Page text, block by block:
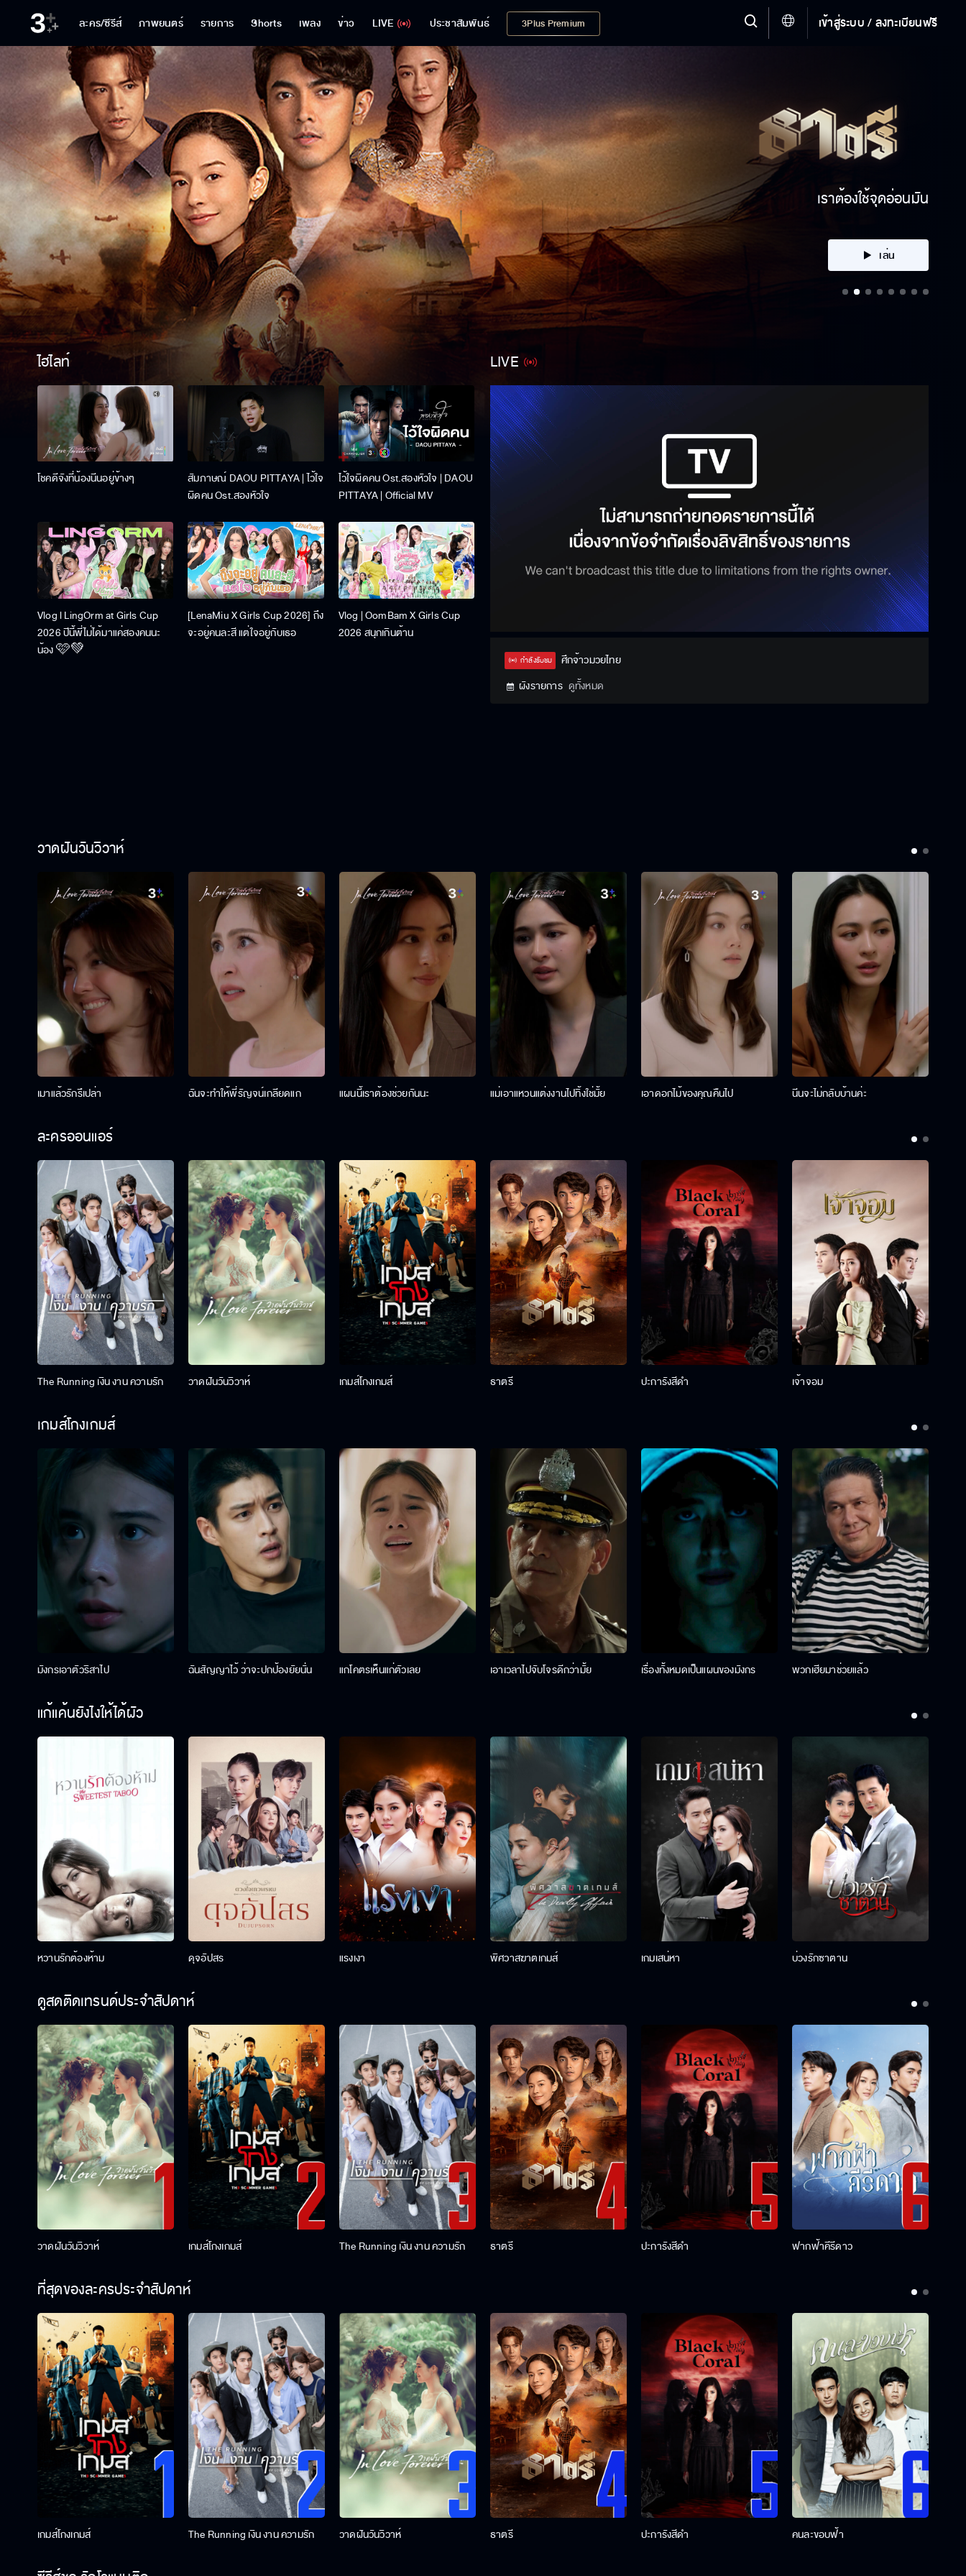
ละคร/ซีรีส์ ภาพยนตร์ รายการ Shorts เพลง ข่าว LIVE ประชาสัมพันธ์ 3Plus Premium เข้าสู่ระบบ / ลงทะเบียนฟรี
ได้ตัวมาหรือเปล่า
ไฮไลท์
โชคดีจังที่น้องนีนอยู่ข้างๆ
สัมภาษณ์ DAOU PITTAYA | ไว้ใจ
ผิดคน Ost.สองหัวใจ
ไว้ใจผิดคน Ost.สองหัวใจ | DAOU
PITTAYA | Official MV
Vlog l LingOrm at Girls Cup
2026 ปีนี้พี่ไม่ได้มาแค่สองคนนะ
น้อง 🩷💚
[LenaMiu X Girls Cup 2026] ถึง
จะอยู่คนละสี แต่ใจอยู่กับเธอ
Vlog | OomBam X Girls Cup
2026 สนุกเกินต้าน
LIVE
กำลังรับชม
ศึกจ้าวมวยไทย
ผังรายการ ดูทั้งหมด
วาดฝันวันวิวาห์
เมาแล้วรักรึเปล่า ฉันจะทำให้พี่รัญจน์เกลียดแก แผนนี้เราต้องช่วยกันนะ แม่เอาแหวนแต่งงานไปทิ้งใช่มั้ย เอาดอกไม้ของคุณคืนไป นีนจะไม่กลับบ้านค่ะ
ละครออนแอร์
The Running เงิน งาน ความรัก วาดฝันวันวิวาห์ เกมส์โกงเกมส์ ธาตรี ปะการังสีดำ เจ้าจอม
เกมส์โกงเกมส์
มังกรเอาตัวริสาไป ฉันสัญญาไว้ ว่าจะปกป้องยัยนั่น แกโคตรเห็นแก่ตัวเลย เอาเวลาไปจับโจรดีกว่ามั้ย เรื่องทั้งหมดเป็นแผนของมังกร พวกเฮียมาช่วยแล้ว
แก้แค้นยังไงให้ได้ผัว
หวานรักต้องห้าม ดุจอัปสร แรงเงา พิศวาสฆาตเกมส์ เกมเสน่หา บ่วงรักซาตาน
ดูสดติดเทรนด์ประจำสัปดาห์
วาดฝันวันวิวาห์ เกมส์โกงเกมส์ The Running เงิน งาน ความรัก ธาตรี ปะการังสีดำ ฟากฟ้าคีรีดาว
ที่สุดของละครประจำสัปดาห์
เกมส์โกงเกมส์ The Running เงิน งาน ความรัก วาดฝันวันวิวาห์ ธาตรี ปะการังสีดำ คนละขอบฟ้า